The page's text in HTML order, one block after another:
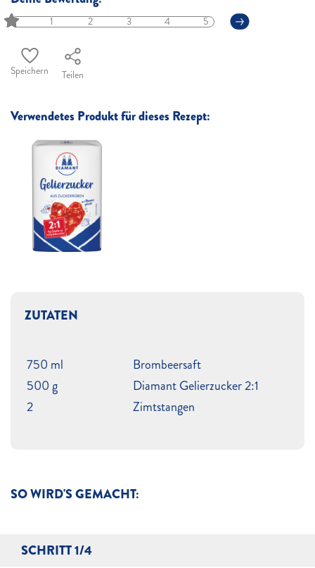
1 2 3 4 5
Speichern Teilen
Verwendetes Produkt für dieses Rezept:
SO WIRD'S GEMACHT:
SCHRITT 1/4
ZUTATEN
750 ml
Brombeersaft
500 g
Diamant Gelierzucker 2:1
2
Zimtstangen